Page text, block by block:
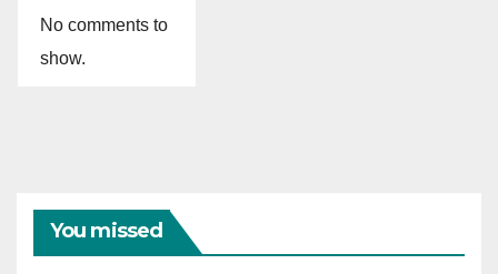
No comments to
show.
You missed